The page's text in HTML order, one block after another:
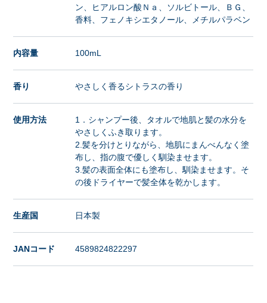
ン、ヒアルロン酸Ｎａ、ソルビトール、ＢＧ、
香料、フェノキシエタノール、メチルパラベン
内容量 100mL
香り やさしく香るシトラスの香り
使用方法
1．シャンプー後、タオルで地肌と髪の水分を
やさしくふき取ります。
2.髪を分けとりながら、地肌にまんべんなく塗
布し、指の腹で優しく馴染ませます。
3.髪の表面全体にも塗布し、馴染ませます。そ
の後ドライヤーで髪全体を乾かします。
生産国 日本製
JANコード 4589824822297